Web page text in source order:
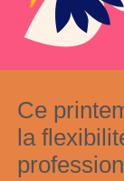
Ce
la